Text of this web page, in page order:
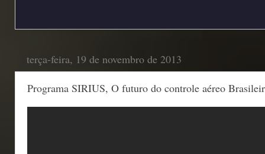
terça-feira, 19 de novembro de 2013
Programa SIRIUS, O futuro do controle aéreo